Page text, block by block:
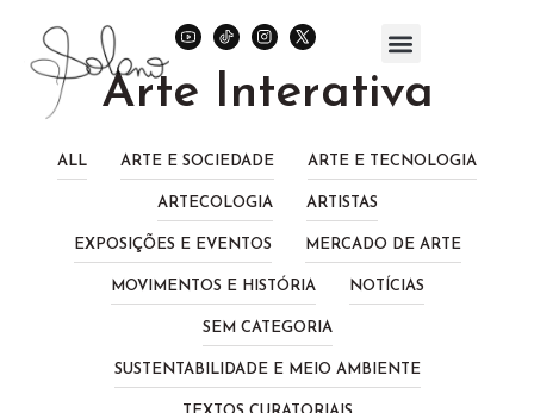
Arte Interativa
ALL ARTE E SOCIEDADE ARTE E TECNOLOGIA
ARTECOLOGIA ARTISTAS
EXPOSIÇÕES E EVENTOS MERCADO DE ARTE
MOVIMENTOS E HISTÓRIA NOTÍCIAS
SEM CATEGORIA
SUSTENTABILIDADE E MEIO AMBIENTE